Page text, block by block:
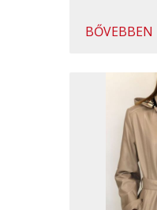
BŐVEBBEN